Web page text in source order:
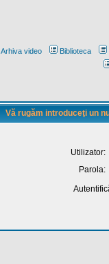
Arhiva video Biblioteca
Vă rugăm introduceţi un
Utilizator:
Parola: